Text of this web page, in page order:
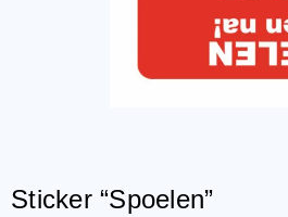
Sticker “Spoelen”